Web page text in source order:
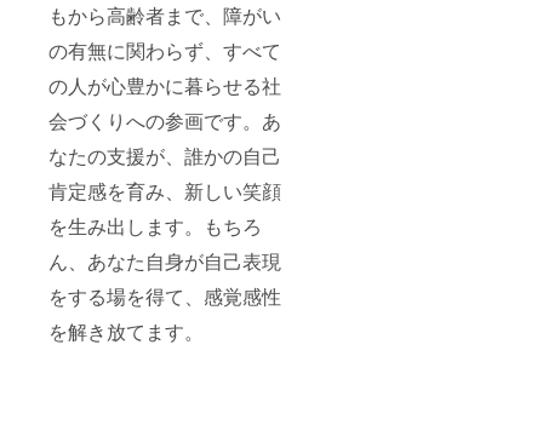
もから高齢者まで、障がい
の有無に関わらず、すべて
の人が心豊かに暮らせる社
会づくりへの参画です。あ
なたの支援が、誰かの自己
肯定感を育み、新しい笑顔
を生み出します。もちろ
ん、あなた自身が自己表現
をする場を得て、感覚感性
を解き放てます。